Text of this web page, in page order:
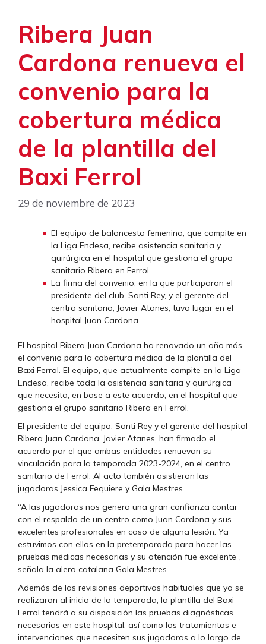
Ribera Juan
Cardona renueva el
convenio para la
cobertura médica
de la plantilla del
Baxi Ferrol
29 de noviembre de 2023
El equipo de baloncesto femenino, que compite en
la Liga Endesa, recibe asistencia sanitaria y
quirúrgica en el hospital que gestiona el grupo
sanitario Ribera en Ferrol
La firma del convenio, en la que participaron el
presidente del club, Santi Rey, y el gerente del
centro sanitario, Javier Atanes, tuvo lugar en el
hospital Juan Cardona.
El hospital Ribera Juan Cardona ha renovado un año más
el convenio para la cobertura médica de la plantilla del
Baxi Ferrol. El equipo, que actualmente compite en la Liga
Endesa, recibe toda la asistencia sanitaria y quirúrgica
que necesita, en base a este acuerdo, en el hospital que
gestiona el grupo sanitario Ribera en Ferrol.
El presidente del equipo, Santi Rey y el gerente del hospital
Ribera Juan Cardona, Javier Atanes, han firmado el
acuerdo por el que ambas entidades renuevan su
vinculación para la temporada 2023-2024, en el centro
sanitario de Ferrol. Al acto también asistieron las
jugadoras Jessica Fequiere y Gala Mestres.
“A las jugadoras nos genera una gran confianza contar
con el respaldo de un centro como Juan Cardona y sus
excelentes profesionales en caso de alguna lesión. Ya
estuvimos con ellos en la pretemporada para hacer las
pruebas médicas necesarias y su atención fue excelente”,
señala la alero catalana Gala Mestres.
Además de las revisiones deportivas habituales que ya se
realizaron al inicio de la temporada, la plantilla del Baxi
Ferrol tendrá a su disposición las pruebas diagnósticas
necesarias en este hospital, así como los tratamientos e
intervenciones que necesiten sus jugadoras a lo largo de